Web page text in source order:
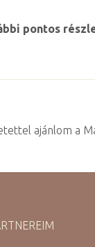
pontos
ajánlom a